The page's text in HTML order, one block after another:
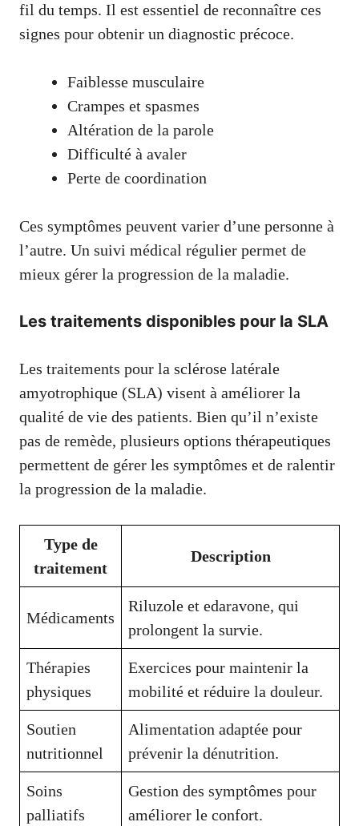
fil du temps. Il est essentiel de reconnaître ces
signes pour obtenir un diagnostic précoce.
Faiblesse musculaire
Crampes et spasmes
Altération de la parole
Difficulté à avaler
Perte de coordination
Ces symptômes peuvent varier d’une personne à
l’autre. Un suivi médical régulier permet de
mieux gérer la progression de la maladie.
Les traitements disponibles pour la SLA
Les traitements pour la sclérose latérale
amyotrophique (SLA) visent à améliorer la
qualité de vie des patients. Bien qu’il n’existe
pas de remède, plusieurs options thérapeutiques
permettent de gérer les symptômes et de ralentir
la progression de la maladie.
Type de
traitement
Description
Médicaments
Riluzole et edaravone, qui
prolongent la survie.
Thérapies
physiques
Exercices pour maintenir la
mobilité et réduire la douleur.
Soutien
nutritionnel
Alimentation adaptée pour
prévenir la dénutrition.
Soins
palliatifs
Gestion des symptômes pour
améliorer le confort.